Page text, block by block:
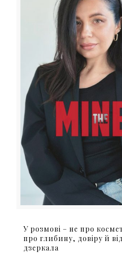
У розмові – не про
про глибину, довіру й
дзеркала